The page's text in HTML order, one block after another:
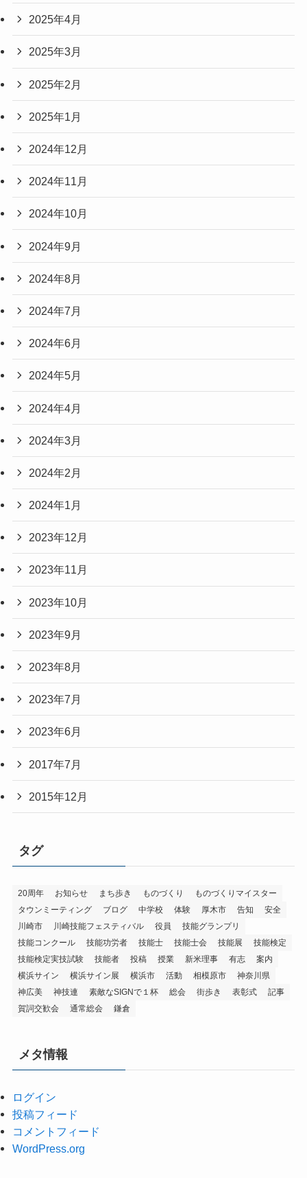
2025年4月
2025年3月
2025年2月
2025年1月
2024年12月
2024年11月
2024年10月
2024年9月
2024年8月
2024年7月
2024年6月
2024年5月
2024年4月
2024年3月
2024年2月
2024年1月
2023年12月
2023年11月
2023年10月
2023年9月
2023年8月
2023年7月
2023年6月
2017年7月
2015年12月
タグ
20周年 お知らせ まち歩き ものづくり
ものづくりマイスター
タウンミーティング
ブログ 中学校 体験 厚木市 告知
安全
川崎市
川崎技能フェスティバル 役員
技能グランプリ
技能コンクール
技能功労者 技能士 技能士会 技能展
技能検定
技能検定実技試験
技能者 投稿 授業 新米理事 有志
案内
横浜サイン
横浜サイン展 横浜市 活動 相模原市
神奈川県
神広美
神技連 素敵なSIGNで１杯 総会 街歩き 表彰式
記事
賀詞交歓会
通常総会 鎌倉
メタ情報
ログイン
投稿フィード
コメントフィード
WordPress.org